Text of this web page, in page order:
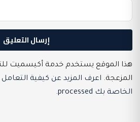
هذا الموقع يستخدم خدمة أكيسميت
المزعجة. اعرف المزيد عن كيفية
الخاصة بك processed
.